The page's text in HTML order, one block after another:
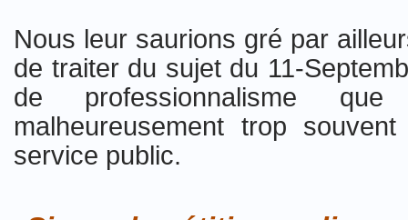
Nous leur saurions gré par
de traiter du sujet du 11-
de professionnalisme
malheureusement trop
service public.